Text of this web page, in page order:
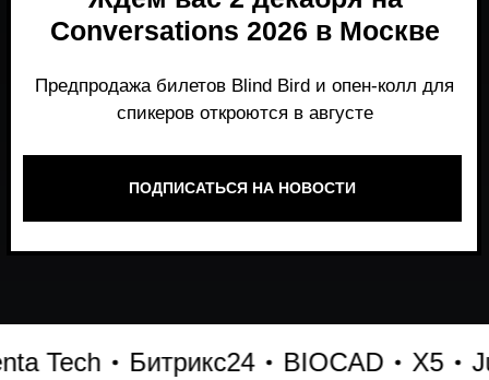
Битрикс24 BIOCAD X5 Just AI
Место, где можно получить честный,
работает и формирует рынок генеративного